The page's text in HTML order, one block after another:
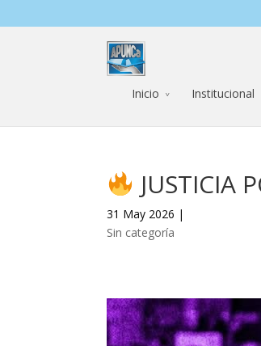
Inicio Institucional
JUSTICIA
31 May 2026 |
Sin categoría